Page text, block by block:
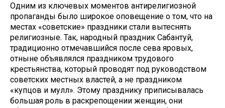
Одним из ключевых моментов антирелигиозной
пропаганды было широкое оповещение о том, что на
местах «советские» праздники стали вытеснять
религиозные. Так, народный праздник Сабантуй,
традиционно отмечавшийся после сева яровых,
отныне объявлялся праздником трудового
крестьянства, который проводят под руководством
советских местных властей, а не праздником
«купцов и мулл». Этому празднику приписывалась
большая роль в раскрепощении женщин, они